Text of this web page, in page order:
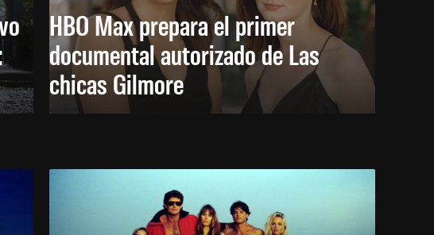
HBO Max prepara el primer
documental autorizado de Las
chicas Gilmore